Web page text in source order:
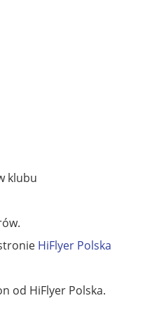
klubu
HiFlyer Polska
od HiFlyer Polska.